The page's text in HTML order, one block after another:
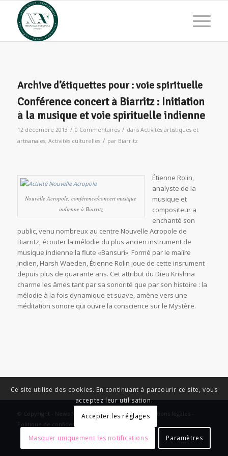
Archive d’étiquettes pour :voie spirituelle
Conférence concert à Biarritz : Initiation
à la musique et voie spirituelle indienne
12 décembre 2013 / 0 Commentaires / dans Activités artistiques et
artisanales, Activités culturelles / par Biarritz
Nouvelle Acropole, conférence/concert musique
indienne à Biarritz
Étienne Rolin,
analyste de la
musique et
compositeur a
enchanté son
public, venu nombreux au centre Nouvelle Acropole de
Biarritz, écouter la mélodie du plus ancien instrument de
musique indienne la flute «Bansuri». Formé par le maiîre
indien, Harsh Waeden, Étienne Rolin joue de cette insrument
depuis plus de quarante ans. Cet attribut du Dieu Krishna
charme les âmes tant par sa sonorité que par son histoire : la
mélodie à la fois dynamique et suave, amène vers une
méditation sonore qui ouvre la conscience sur le Mystère.
© Copyright - News Nouvelle Acropole - 2023 - Mentions légales -
Politique de confidentialité
Ce site utilise des cookies. En continuant à parcourir ce site, vous
acceptez leur utilisation.
Accepter les réglages
Masquer uniquement les notifications Paramètres